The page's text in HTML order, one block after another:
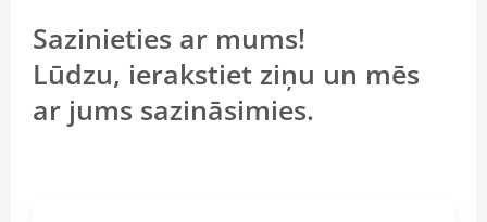
Sazinieties ar mums!
Lūdzu, ierakstiet ziņu un mēs
ar jums sazināsimies.